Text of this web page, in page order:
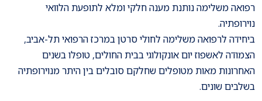
רפואה משלימה נותנת מענה חלקי ומלא לתופעת הלוואי
נוירופתיה.
ביחידה לרפואה משלימה לחולי סרטן במרכז הרפואי תל-אביב,
הצמודה לאשפוז יום אונקולוגי בבית החולים, טופלו בשנים
האחרונות מאות מטופלים שחלקם סובלים בין היתר מנוירופתיה
בשלבים שונים.